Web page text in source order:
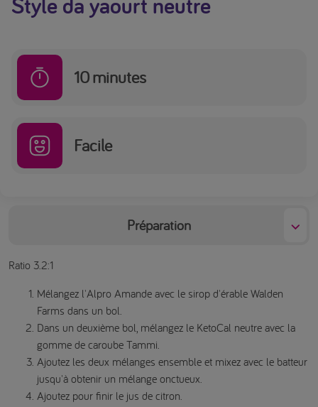
10minutes
Facile
Préparation
Ratio 3.2:1
Mélangez l'Alpro Amande avec le sirop d'érable Walden
Farms dans un bol.
Dans un deuxième bol, mélangez le KetoCal neutre avec la
gomme de caroube Tammi.
Ajoutez les deux mélanges ensemble et mixez avec le batteur
jusqu'à obtenir un mélange onctueux.
Ajoutez pour finir le jus de citron.